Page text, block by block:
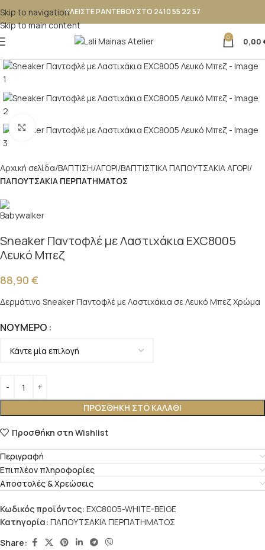
Skip to navigation
Skip to main content
ΚΛΕΙΣΤΕ ΡΑΝΤΕΒΟΥ ΣΤΟ 2410 55 22 57
0 0,00
Κλικ για μεγέθυνση
Αρχική σελίδα ΒΑΠΤΙΣΗ ΑΓΟΡΙ ΒΑΠΤΙΣΤΙΚΑ ΠΑΠΟΥΤΣAKIA ΑΓΟΡΙ
ΠΑΠΟΥΤΣΑΚΙΑ ΠΕΡΠΑΤΗΜΑΤΟΣ
Sneaker Παντοφλέ με Λαστιχάκια EXC8005
Λευκό Μπεζ
88,90 €
Δερμάτινο Sneaker Παντοφλέ με Λαστιχάκια σε Λευκό Μπεζ Χρώμα
ΝΟΎΜΕΡΟ
ΠΡΟΣΘΉΚΗ ΣΤΟ ΚΑΛΆΘΙ
Προσθήκη στη Wishlist
Περιγραφή
Επιπλέον πληροφορίες
Αποστολές & Χρεώσεις
Κωδικός προϊόντος: EXC8005-WHITE-BEIGE
Κατηγορία: ΠΑΠΟΥΤΣΑΚΙΑ ΠΕΡΠΑΤΗΜΑΤΟΣ
Share: